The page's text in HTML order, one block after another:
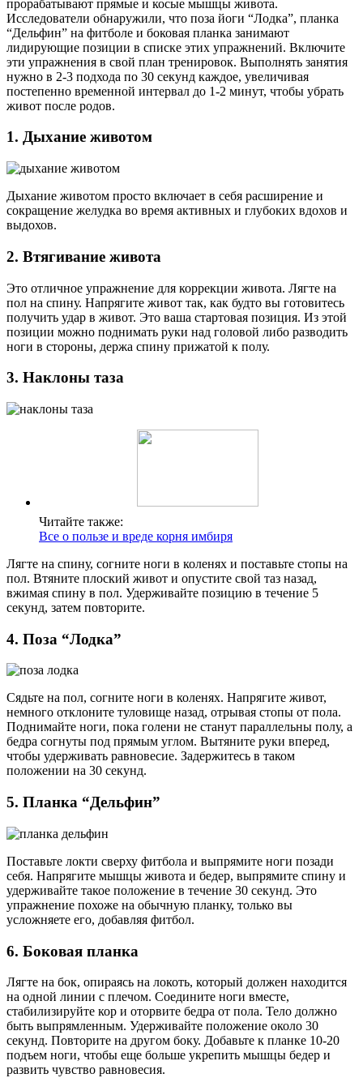
прорабатывают прямые и косые мышцы живота.
Исследователи обнаружили, что поза йоги “Лодка”, планка
“Дельфин” на фитболе и боковая планка занимают
лидирующие позиции в списке этих упражнений. Включите
эти упражнения в свой план тренировок. Выполнять занятия
нужно в 2-3 подхода по 30 секунд каждое, увеличивая
постепенно временной интервал до 1-2 минут, чтобы убрать
живот после родов.
1. Дыхание животом
Дыхание животом просто включает в себя расширение и
сокращение желудка во время активных и глубоких вдохов и
выдохов.
2. Втягивание живота
Это отличное упражнение для коррекции живота. Лягте на
пол на спину. Напрягите живот так, как будто вы готовитесь
получить удар в живот. Это ваша стартовая позиция. Из этой
позиции можно поднимать руки над головой либо разводить
ноги в стороны, держа спину прижатой к полу.
3. Наклоны таза
Читайте также:
Все о пользе и вреде корня имбиря
Лягте на спину, согните ноги в коленях и поставьте стопы на
пол. Втяните плоский живот и опустите свой таз назад,
вжимая спину в пол. Удерживайте позицию в течение 5
секунд, затем повторите.
4. Поза “Лодка”
Сядьте на пол, согните ноги в коленях. Напрягите живот,
немного отклоните туловище назад, отрывая стопы от пола.
Поднимайте ноги, пока голени не станут параллельны полу, а
бедра согнуты под прямым углом. Вытяните руки вперед,
чтобы удерживать равновесие. Задержитесь в таком
положении на 30 секунд.
5. Планка “Дельфин”
Поставьте локти сверху фитбола и выпрямите ноги позади
себя. Напрягите мышцы живота и бедер, выпрямите спину и
удерживайте такое положение в течение 30 секунд. Это
упражнение похоже на обычную планку, только вы
усложняете его, добавляя фитбол.
6. Боковая планка
Лягте на бок, опираясь на локоть, который должен находится
на одной линии с плечом. Соедините ноги вместе,
стабилизируйте кор и оторвите бедра от пола. Тело должно
быть выпрямленным. Удерживайте положение около 30
секунд. Повторите на другом боку. Добавьте к планке 10-20
подъем ноги, чтобы еще больше укрепить мышцы бедер и
развить чувство равновесия.